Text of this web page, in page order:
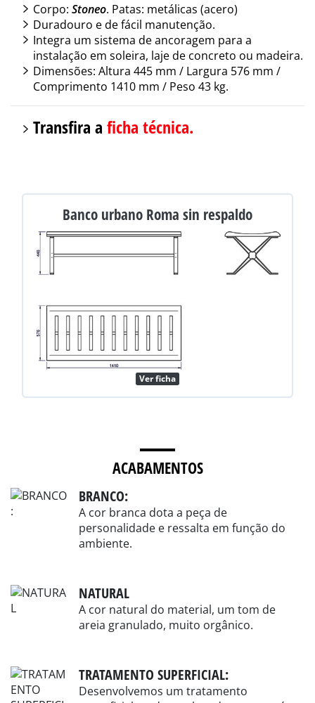
Corpo: Stoneo. Patas: metálicas (acero)
Duradouro e de fácil manutenção.
Integra um sistema de ancoragem para a
instalação em soleira, laje de concreto ou madeira.
Dimensões: Altura 445 mm / Largura 576 mm /
Comprimento 1410 mm / Peso 43 kg.
Transfira a ficha técnica.
Banco urbano Roma sin respaldo
Ver ficha
ACABAMENTOS
BRANCO:
A cor branca dota a peça de
personalidade e ressalta em função do
ambiente.
NATURAL
A cor natural do material, um tom de
areia granulado, muito orgânico.
TRATAMENTO SUPERFICIAL:
Desenvolvemos um tratamento